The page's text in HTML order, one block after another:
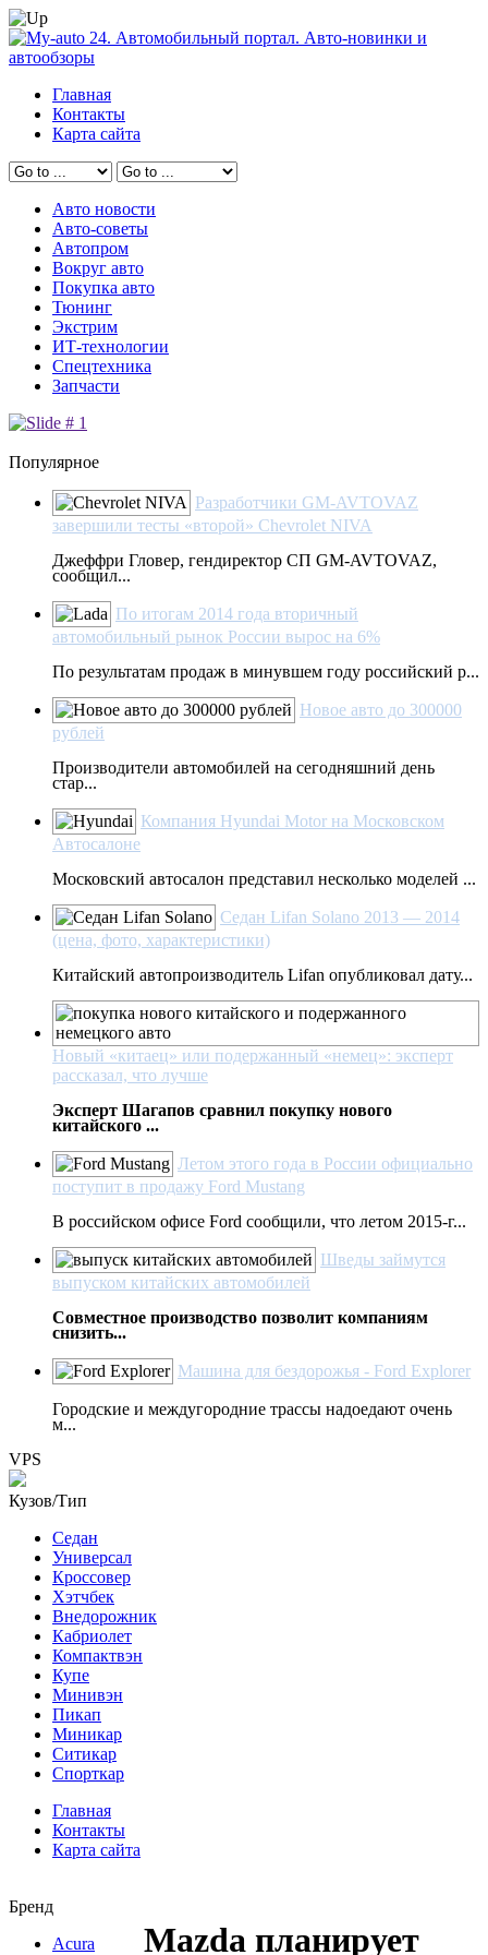
Главная
Контакты
Карта сайта
Авто новости
Авто-советы
Автопром
Вокруг авто
Покупка авто
Тюнинг
Экстрим
ИТ-технологии
Спецтехника
Запчасти
Популярное
Разработчики GM-AVTOVAZ
завершили тесты «второй» Chevrolet NIVA
Джеффри Гловер, гендиректор СП GM-AVTOVAZ,
сообщил...
По итогам 2014 года вторичный
автомобильный рынок России вырос на 6%
По результатам продаж в минувшем году российский р...
Новое авто до 300000
рублей
Производители автомобилей на сегодняшний день
стар...
Компания Hyundai Motor на Московском
Автосалоне
Московский автосалон представил несколько моделей ...
Седан Lifan Solano 2013 — 2014
(цена, фото, характеристики)
Китайский автопроизводитель Lifan опубликовал дату...
Новый «китаец» или подержанный «немец»: эксперт
рассказал, что лучше
Эксперт Шагапов сравнил покупку нового
китайского ...
Летом этого года в России официально
поступит в продажу Ford Mustang
В российском офисе Ford сообщили, что летом 2015-г...
Шведы займутся
выпуском китайских автомобилей
Совместное производство позволит компаниям
снизить...
Машина для бездорожья - Ford Explorer
Городские и междугородние трассы надоедают очень
м...
VPS
Кузов/Тип
Седан
Универсал
Кроссовер
Хэтчбек
Внедорожник
Кабриолет
Компактвэн
Купе
Минивэн
Пикап
Миникар
Ситикар
Спорткар
Главная
Контакты
Карта сайта
Бренд
Acura
Mazda планирует